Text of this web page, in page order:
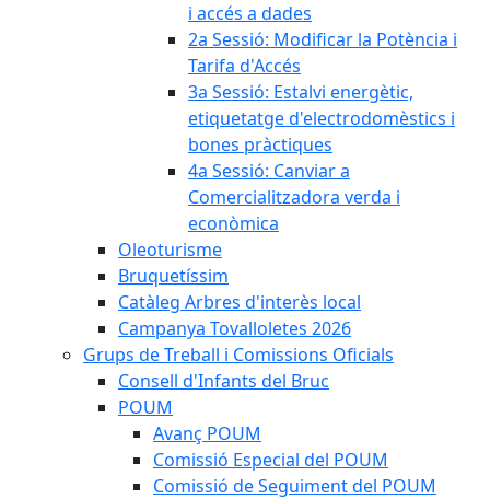
i accés a dades
2a Sessió: Modificar la Potència i
Tarifa d'Accés
3a Sessió: Estalvi energètic,
etiquetatge d'electrodomèstics i
bones pràctiques
4a Sessió: Canviar a
Comercialitzadora verda i
econòmica
Oleoturisme
Bruquetíssim
Catàleg Arbres d'interès local
Campanya Tovalloletes 2026
Grups de Treball i Comissions Oficials
Consell d'Infants del Bruc
POUM
Avanç POUM
Comissió Especial del POUM
Comissió de Seguiment del POUM